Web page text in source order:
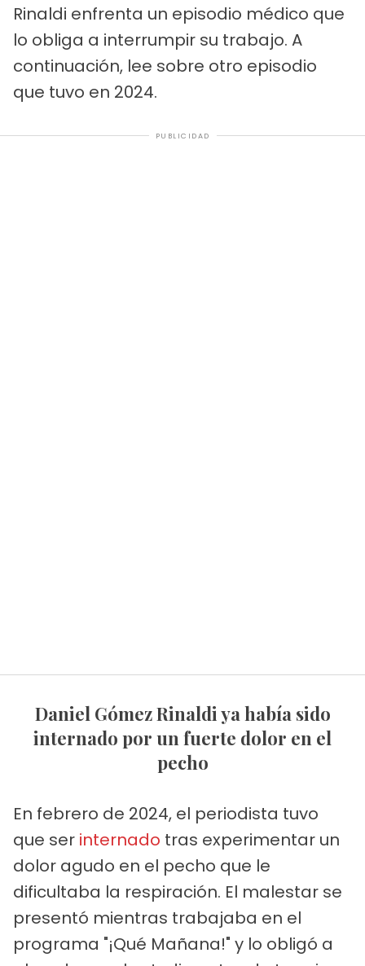
Rinaldi enfrenta un episodio médico que
lo obliga a interrumpir su trabajo. A
continuación, lee sobre otro episodio
que tuvo en 2024.
PUBLICIDAD
Daniel Gómez Rinaldi ya había sido
internado por un fuerte dolor en el
pecho
En febrero de 2024, el periodista tuvo
que ser internado tras experimentar un
dolor agudo en el pecho que le
dificultaba la respiración. El malestar se
presentó mientras trabajaba en el
programa "¡Qué Mañana!" y lo obligó a